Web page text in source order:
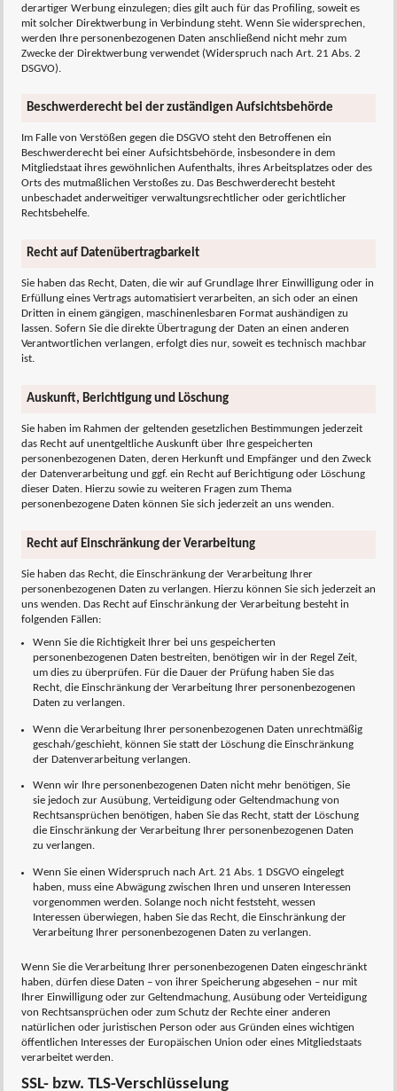
derartiger Werbung einzulegen; dies gilt auch für das Profiling, soweit es
mit solcher Direktwerbung in Verbindung steht. Wenn Sie widersprechen,
werden Ihre personenbezogenen Daten anschließend nicht mehr zum
Zwecke der Direktwerbung verwendet (Widerspruch nach Art. 21 Abs. 2
DSGVO).
Beschwerderecht bei der zuständigen Aufsichtsbehörde
Im Falle von Verstößen gegen die DSGVO steht den Betroffenen ein
Beschwerderecht bei einer Aufsichtsbehörde, insbesondere in dem
Mitgliedstaat ihres gewöhnlichen Aufenthalts, ihres Arbeitsplatzes oder des
Orts des mutmaßlichen Verstoßes zu. Das Beschwerderecht besteht
unbeschadet anderweitiger verwaltungsrechtlicher oder gerichtlicher
Rechtsbehelfe.
Recht auf Datenübertragbarkeit
Sie haben das Recht, Daten, die wir auf Grundlage Ihrer Einwilligung oder in
Erfüllung eines Vertrags automatisiert verarbeiten, an sich oder an einen
Dritten in einem gängigen, maschinenlesbaren Format aushändigen zu
lassen. Sofern Sie die direkte Übertragung der Daten an einen anderen
Verantwortlichen verlangen, erfolgt dies nur, soweit es technisch machbar
ist.
Auskunft, Berichtigung und Löschung
Sie haben im Rahmen der geltenden gesetzlichen Bestimmungen jederzeit
das Recht auf unentgeltliche Auskunft über Ihre gespeicherten
personenbezogenen Daten, deren Herkunft und Empfänger und den Zweck
der Datenverarbeitung und ggf. ein Recht auf Berichtigung oder Löschung
dieser Daten. Hierzu sowie zu weiteren Fragen zum Thema
personenbezogene Daten können Sie sich jederzeit an uns wenden.
Recht auf Einschränkung der Verarbeitung
Sie haben das Recht, die Einschränkung der Verarbeitung Ihrer
personenbezogenen Daten zu verlangen. Hierzu können Sie sich jederzeit an
uns wenden. Das Recht auf Einschränkung der Verarbeitung besteht in
folgenden Fällen:
Wenn Sie die Richtigkeit Ihrer bei uns gespeicherten
personenbezogenen Daten bestreiten, benötigen wir in der Regel Zeit,
um dies zu überprüfen. Für die Dauer der Prüfung haben Sie das
Recht, die Einschränkung der Verarbeitung Ihrer personenbezogenen
Daten zu verlangen.
Wenn die Verarbeitung Ihrer personenbezogenen Daten unrechtmäßig
geschah/geschieht, können Sie statt der Löschung die Einschränkung
der Datenverarbeitung verlangen.
Wenn wir Ihre personenbezogenen Daten nicht mehr benötigen, Sie
sie jedoch zur Ausübung, Verteidigung oder Geltendmachung von
Rechtsansprüchen benötigen, haben Sie das Recht, statt der Löschung
die Einschränkung der Verarbeitung Ihrer personenbezogenen Daten
zu verlangen.
Wenn Sie einen Widerspruch nach Art. 21 Abs. 1 DSGVO eingelegt
haben, muss eine Abwägung zwischen Ihren und unseren Interessen
vorgenommen werden. Solange noch nicht feststeht, wessen
Interessen überwiegen, haben Sie das Recht, die Einschränkung der
Verarbeitung Ihrer personenbezogenen Daten zu verlangen.
Wenn Sie die Verarbeitung Ihrer personenbezogenen Daten eingeschränkt
haben, dürfen diese Daten – von ihrer Speicherung abgesehen – nur mit
Ihrer Einwilligung oder zur Geltendmachung, Ausübung oder Verteidigung
von Rechtsansprüchen oder zum Schutz der Rechte einer anderen
natürlichen oder juristischen Person oder aus Gründen eines wichtigen
öffentlichen Interesses der Europäischen Union oder eines Mitgliedstaats
verarbeitet werden.
SSL- bzw. TLS-Verschlüsselung